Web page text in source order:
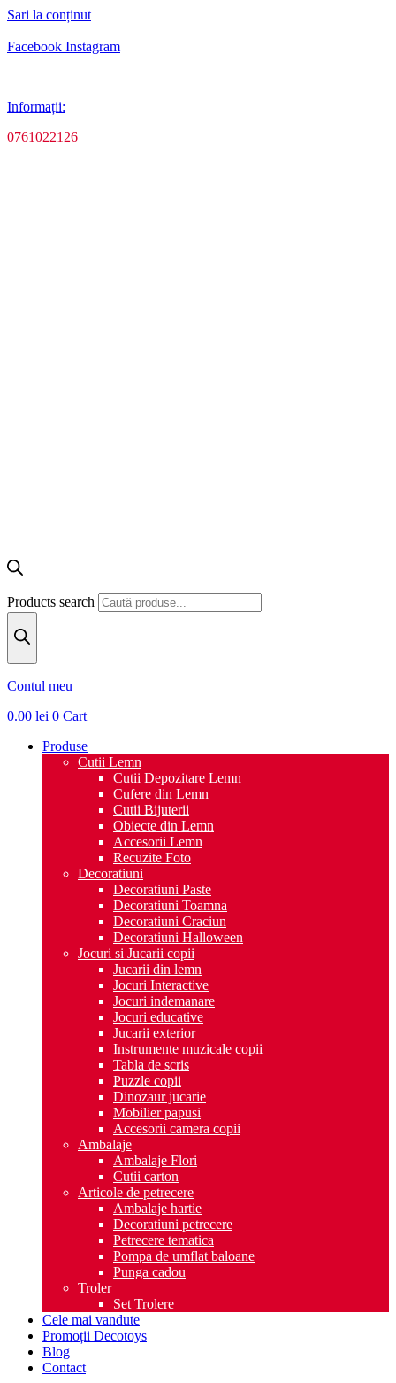
Sari la conținut
Facebook Instagram
Informații:
0761022126
Products search
Contul meu
0.00 lei 0 Cart
Produse
Cutii Lemn
Cutii Depozitare Lemn
Cufere din Lemn
Cutii Bijuterii
Obiecte din Lemn
Accesorii Lemn
Recuzite Foto
Decoratiuni
Decoratiuni Paste
Decoratiuni Toamna
Decoratiuni Craciun
Decoratiuni Halloween
Jocuri si Jucarii copii
Jucarii din lemn
Jocuri Interactive
Jocuri indemanare
Jocuri educative
Jucarii exterior
Instrumente muzicale copii
Tabla de scris
Puzzle copii
Dinozaur jucarie
Mobilier papusi
Accesorii camera copii
Ambalaje
Ambalaje Flori
Cutii carton
Articole de petrecere
Ambalaje hartie
Decoratiuni petrecere
Petrecere tematica
Pompa de umflat baloane
Punga cadou
Troler
Set Trolere
Cele mai vandute
Promoții Decotoys
Blog
Contact